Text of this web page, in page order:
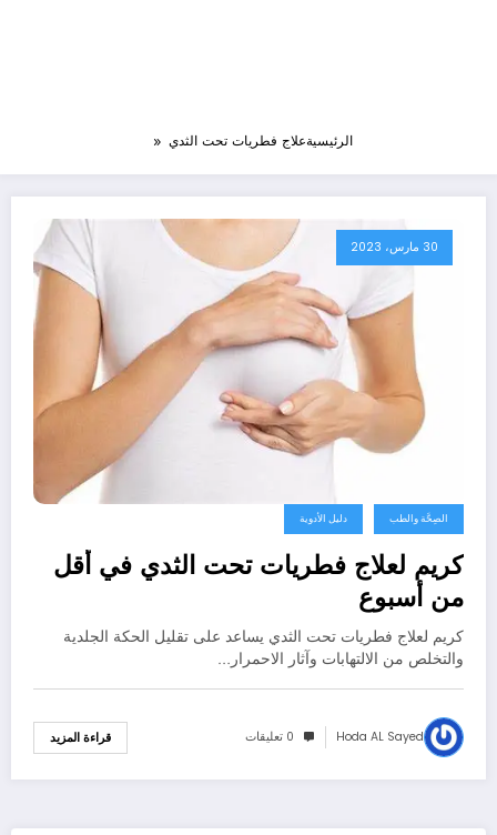
الرئيسيةعلاج فطريات تحت الثدي
30 مارس، 2023
الصِحَّة والطب دليل الأدوية
كريم لعلاج فطريات تحت الثدي في أقل
من أسبوع
كريم لعلاج فطريات تحت الثدي يساعد على تقليل الحكة الجلدية
والتخلص من الالتهابات وآثار الاحمرار…
Hoda AL Sayed 0 تعليقات قراءة المزيد